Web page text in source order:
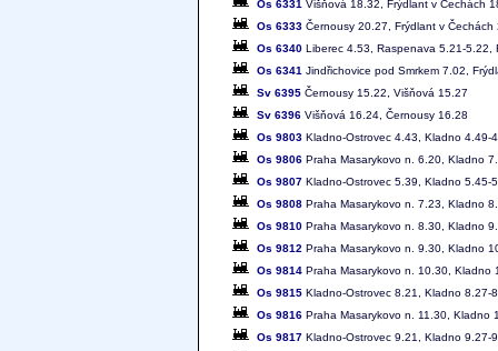
Os 6331 Višňová 18.32, Frýdlant v Čechách
Os 6333 Černousy 20.27, Frýdlant v
Os 6340 Liberec 4.53, Raspenava 5.21-5.22,
Os 6341 Jindřichovice pod Smrkem 7.02,
Sv 6395 Černousy 15.22, Višňová 15.27
Sv 6396 Višňová 16.24, Černousy 16.28
Os 9803 Kladno-Ostrovec 4.43, Kladno 4.49-
Os 9806 Praha Masarykovo n. 6.20, Kladno
Os 9807 Kladno-Ostrovec 5.39, Kladno 5.45-
Os 9808 Praha Masarykovo n. 7.23, Kladno
Os 9810 Praha Masarykovo n. 8.30, Kladno
Os 9812 Praha Masarykovo n. 9.30, Kladno
Os 9814 Praha Masarykovo n. 10.30, Kladno
Os 9815 Kladno-Ostrovec 8.21, Kladno 8.27-
Os 9816 Praha Masarykovo n. 11.30, Kladno
Os 9817 Kladno-Ostrovec 9.21, Kladno 9.27-